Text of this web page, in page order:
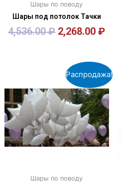
Шары по поводу
Шары под потолок Тачки
4,536.00₽ 2,268.00₽
Распродажа!
Шары по поводу